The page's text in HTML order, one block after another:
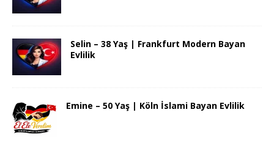
Selin – 38 Yaş | Frankfurt Modern Bayan
Evlilik
Emine – 50 Yaş | Köln İslami Bayan Evlilik